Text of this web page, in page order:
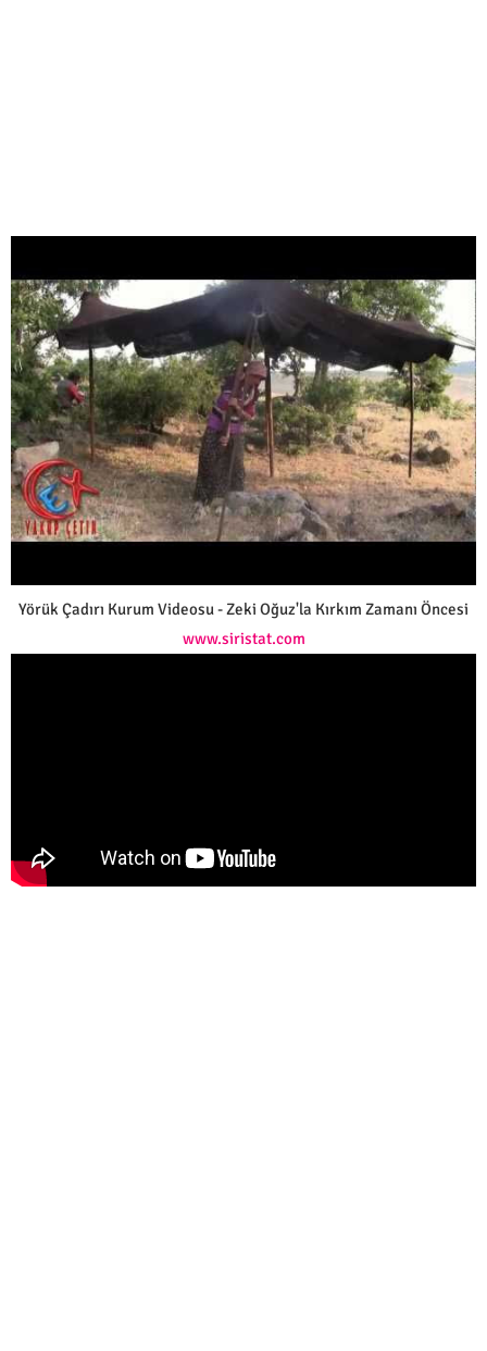
Yörük Çadırı Kurum Videosu - Zeki Oğuz'la Kırkım Zamanı Öncesi
www.siristat.com